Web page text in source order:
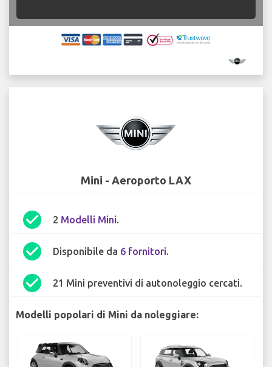
Mini - Aeroporto LAX
check_circle 2 Modelli Mini.
check_circle Disponibile da 6 fornitori.
check_circle 21 Mini preventivi di autonoleggio cercati.
Modelli popolari di Mini da noleggiare: